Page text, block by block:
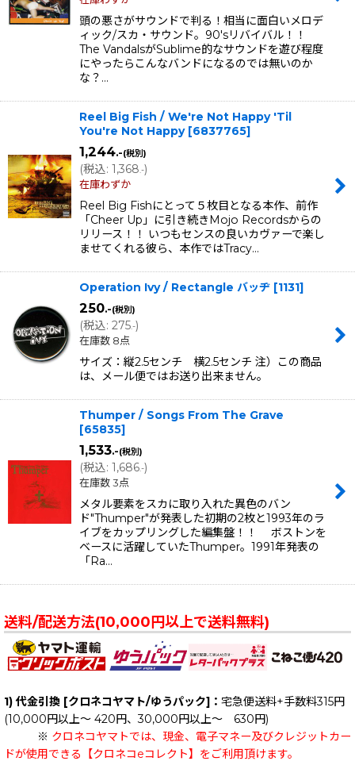
頭の悪さがサウンドで判る！相当に面白いメロデ
ィック/スカ・サウンド。90'sリバイバル！！
The VandalsがSublime的なサウンドを遊び程度
にやったらこんなバンドになるのでは無いのか
な？…
Reel Big Fish / We're Not Happy 'Til
You're Not Happy [6837765]
1,244.-(税別)
(税込: 1,368.-)
在庫わずか
Reel Big Fishにとって５枚目となる本作、前作
「Cheer Up」に引き続きMojo Recordsからの
リリース！！ いつもセンスの良いカヴァーで楽し
ませてくれる彼ら、本作ではTracy…
Operation Ivy / Rectangle バッヂ [1131]
250.-(税別)
(税込: 275.-)
在庫数 8点
サイズ：縦2.5センチ 横2.5センチ 注）この商品
は、メール便ではお送り出来ません。
Thumper / Songs From The Grave
[65835]
1,533.-(税別)
(税込: 1,686.-)
在庫数 3点
メタル要素をスカに取り入れた異色のバン
ド"Thumper"が発表した初期の2枚と1993年のラ
イブをカップリングした編集盤！！ ボストンを
ベースに活躍していたThumper。1991年発表の
「Ra…
送料/配送方法(10,000円以上で送料無料)
1) 代金引換 [クロネコヤマト/ゆうパック]： 宅急便送料+手数料315円
(10,000円以上～ 420円、30,000円以上～ 630円)
※ クロネコヤマトでは、現金、電子マネー及びクレジットカー
ドが使用できる【クロネコeコレクト】をご利用頂けます。